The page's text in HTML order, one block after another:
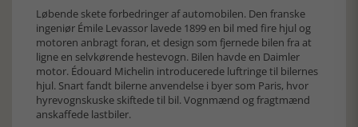
Løbende skete forbedringer af automobilen. Den franske
ingeniør Émile Levassor lavede 1899 en bil med fire hjul og
motoren anbragt foran, et design som fjernede bilen fra at
ligne en selvkørende hestevogn. Bilen havde en Daimler
motor. Édouard Michelin introducerede luftringe til bilernes
hjul. Snart fandt bilerne anvendelse i byer som Paris, hvor
hyrevognskuske skiftede til bil. Vognmænd og fragtmænd
anskaffede lastbiler.